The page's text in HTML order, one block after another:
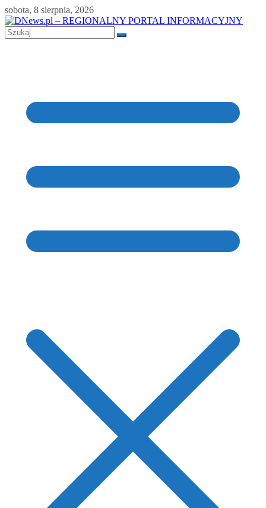
Skip
to
content
sobota, 8 sierpnia, 2026